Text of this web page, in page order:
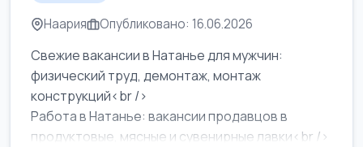
Наария Опубликовано: 16.06.2026
Свежие вакансии в Натанье для мужчин:
физический труд, демонтаж, монтаж
конструкций<br />
Работа в Натанье: вакансии продавцов в
продуктовые, мясные и сувенирные лавки<br />